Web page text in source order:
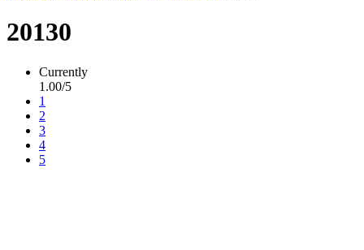
20130
Currently
1.00/5
1
2
3
4
5